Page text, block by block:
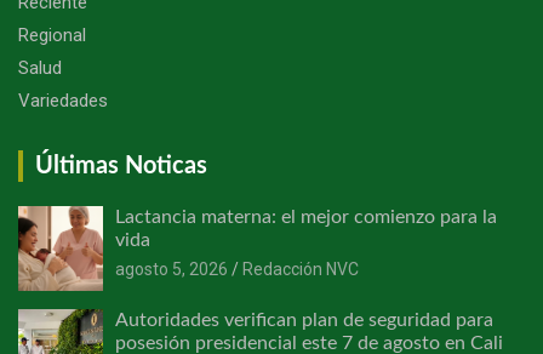
Regional
Salud
Variedades
Últimas Noticas
Lactancia materna: el mejor comienzo para la
vida
agosto 5, 2026
Redacción NVC
Autoridades verifican plan de seguridad para
posesión presidencial este 7 de agosto en Cali